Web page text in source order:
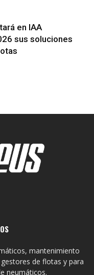
en IAA
sus soluciones
mantenimiento
de flotas y para
neumáticos.